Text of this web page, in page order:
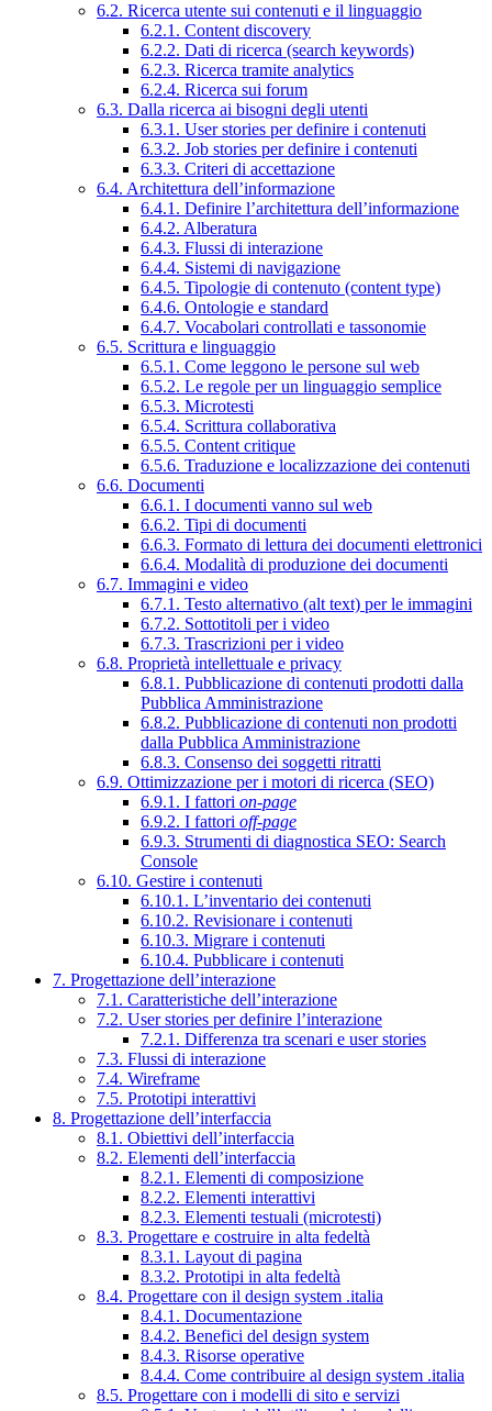
6.2. Ricerca utente sui contenuti e il linguaggio
6.2.1. Content discovery
6.2.2. Dati di ricerca (search keywords)
6.2.3. Ricerca tramite analytics
6.2.4. Ricerca sui forum
6.3. Dalla ricerca ai bisogni degli utenti
6.3.1. User stories per definire i contenuti
6.3.2. Job stories per definire i contenuti
6.3.3. Criteri di accettazione
6.4. Architettura dell’informazione
6.4.1. Definire l’architettura dell’informazione
6.4.2. Alberatura
6.4.3. Flussi di interazione
6.4.4. Sistemi di navigazione
6.4.5. Tipologie di contenuto (content type)
6.4.6. Ontologie e standard
6.4.7. Vocabolari controllati e tassonomie
6.5. Scrittura e linguaggio
6.5.1. Come leggono le persone sul web
6.5.2. Le regole per un linguaggio semplice
6.5.3. Microtesti
6.5.4. Scrittura collaborativa
6.5.5. Content critique
6.5.6. Traduzione e localizzazione dei contenuti
6.6. Documenti
6.6.1. I documenti vanno sul web
6.6.2. Tipi di documenti
6.6.3. Formato di lettura dei documenti elettronici
6.6.4. Modalità di produzione dei documenti
6.7. Immagini e video
6.7.1. Testo alternativo (alt text) per le immagini
6.7.2. Sottotitoli per i video
6.7.3. Trascrizioni per i video
6.8. Proprietà intellettuale e privacy
6.8.1. Pubblicazione di contenuti prodotti dalla
Pubblica Amministrazione
6.8.2. Pubblicazione di contenuti non prodotti
dalla Pubblica Amministrazione
6.8.3. Consenso dei soggetti ritratti
6.9. Ottimizzazione per i motori di ricerca (SEO)
6.9.1. I fattori on-page
6.9.2. I fattori off-page
6.9.3. Strumenti di diagnostica SEO: Search
Console
6.10. Gestire i contenuti
6.10.1. L’inventario dei contenuti
6.10.2. Revisionare i contenuti
6.10.3. Migrare i contenuti
6.10.4. Pubblicare i contenuti
7. Progettazione dell’interazione
7.1. Caratteristiche dell’interazione
7.2. User stories per definire l’interazione
7.2.1. Differenza tra scenari e user stories
7.3. Flussi di interazione
7.4. Wireframe
7.5. Prototipi interattivi
8. Progettazione dell’interfaccia
8.1. Obiettivi dell’interfaccia
8.2. Elementi dell’interfaccia
8.2.1. Elementi di composizione
8.2.2. Elementi interattivi
8.2.3. Elementi testuali (microtesti)
8.3. Progettare e costruire in alta fedeltà
8.3.1. Layout di pagina
8.3.2. Prototipi in alta fedeltà
8.4. Progettare con il design system .italia
8.4.1. Documentazione
8.4.2. Benefici del design system
8.4.3. Risorse operative
8.4.4. Come contribuire al design system .italia
8.5. Progettare con i modelli di sito e servizi